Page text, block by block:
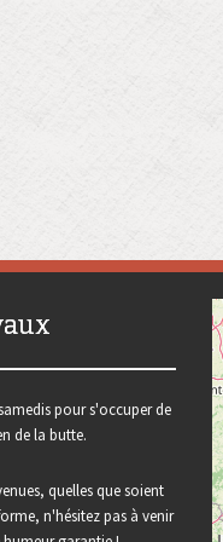
pour s'occuper de
de la butte.
quelles que soient
n'hésitez pas à venir